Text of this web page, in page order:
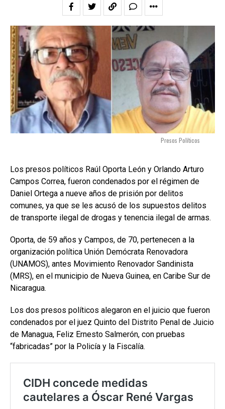
Presos Políticos
Los presos políticos Raúl Oporta León y Orlando Arturo
Campos Correa, fueron condenados por el régimen de
Daniel Ortega a nueve años de prisión por delitos
comunes, ya que se les acusó de los supuestos delitos
de transporte ilegal de drogas y tenencia ilegal de armas.
Oporta, de 59 años y Campos, de 70, pertenecen a la
organización política Unión Demócrata Renovadora
(UNAMOS), antes Movimiento Renovador Sandinista
(MRS), en el municipio de Nueva Guinea, en Caribe Sur de
Nicaragua.
Los dos presos políticos alegaron en el juicio que fueron
condenados por el juez Quinto del Distrito Penal de Juicio
de Managua, Feliz Ernesto Salmerón, con pruebas
“fabricadas” por la Policía y la Fiscalía.